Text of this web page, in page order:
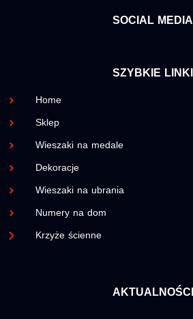
SOCIAL MEDIA
SZYBKIE LINKI
Home
Sklep
Wieszaki na medale
Dekoracje
Wieszaki na ubrania
Numery na dom
Krzyże ścienne
AKTUALNOŚCI